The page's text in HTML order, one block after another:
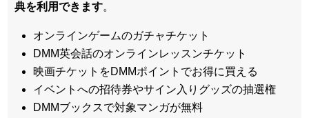
典を利用できます。
オンラインゲームのガチャチケット
DMM英会話のオンラインレッスンチケット
映画チケットをDMMポイントでお得に買える
イベントへの招待券やサイン入りグッズの抽選権
DMMブックスで対象マンガが無料